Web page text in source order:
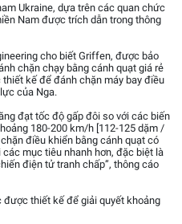
Ukraine, dựa trên các quan chức
Nam được trích dẫn trong thông
cho biết Griffen, được bảo
chặn chạy bằng cánh quạt giá rẻ
kế để đánh chặn máy bay điều
của Nga.
đạt tốc độ gấp đôi so với các biến
180-200 km/h [112-125 dặm /
điều khiển bằng cánh quạt có
mục tiêu nhanh hơn, đặc biệt là
điện tử tranh chấp”, thông cáo
được thiết kế để giải quyết khoảng